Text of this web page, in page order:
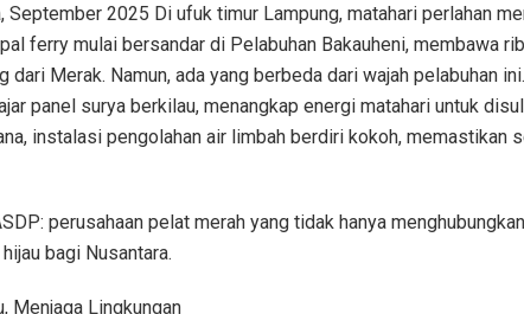
September 2025 Di ufuk timur Lampung, matahari perlahan
ferry mulai bersandar di Pelabuhan Bakauheni, membawa
dari Merak. Namun, ada yang berbeda dari wajah pelabuhan
panel surya berkilau, menangkap energi matahari untuk
instalasi pengolahan air limbah berdiri kokoh, memastikan
perusahaan pelat merah yang tidak hanya
bagi Nusantara.
Menjaga Lingkungan